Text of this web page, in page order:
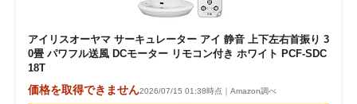
アイリスオーヤマ サーキュレーター アイ 静音 上下左右首振り 3
0畳 パワフル送風 DCモーター リモコン付き ホワイト PCF-SDC
18T
価格を取得できません2026/07/15 01:38時点｜Amazon調べ